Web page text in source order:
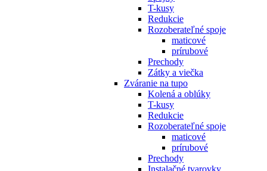
T-kusy
Redukcie
Rozoberateľné spoje
maticové
prírubové
Prechody
Zátky a viečka
Zváranie na tupo
Kolená a oblúky
T-kusy
Redukcie
Rozoberateľné spoje
maticové
prírubové
Prechody
Instalačné tvarovky